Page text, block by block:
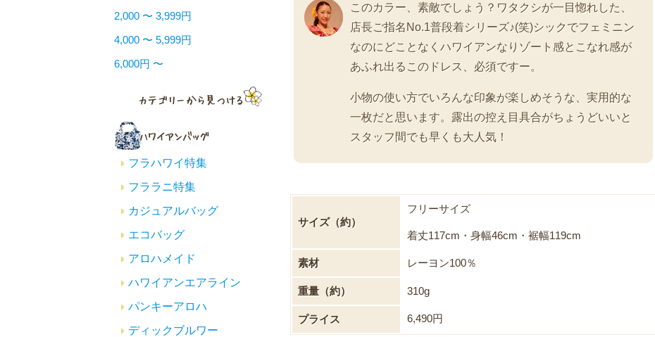
このカラー、素敵でしょう？ワタクシが一目惚れした、
店長ご指名No.1普段着シリーズ♪(笑)シックでフェミニン
なのにどことなくハワイアンなりゾート感とこなれ感が
あふれ出るこのドレス、必須ですー。
小物の使い方でいろんな印象が楽しめそうな、実用的な
一枚だと思います。露出の控え目具合がちょうどいいと
スタッフ間でも早くも大人気！
サイズ（約）
フリーサイズ
着丈117cm・身幅46cm・裾幅119cm
素材 レーヨン100％
重量（約） 310g
プライス 6,490円
2,000 〜 3,999円
4,000 〜 5,999円
6,000円 〜
フラハワイ特集
フララニ特集
カジュアルバッグ
エコバッグ
アロハメイド
ハワイアンエアライン
パンキーアロハ
ディックブルワー